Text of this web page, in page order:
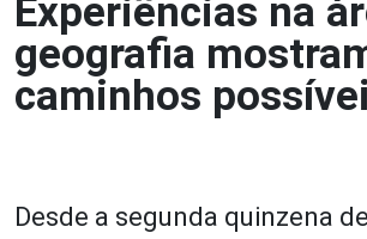
Experiências na
geografia
caminhos
Desde a segunda quinzena